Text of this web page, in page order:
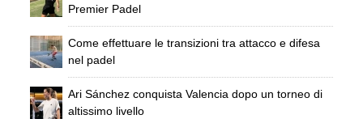
Premier Padel
Come effettuare le transizioni tra attacco e difesa
nel padel
Ari Sánchez conquista Valencia dopo un torneo di
altissimo livello